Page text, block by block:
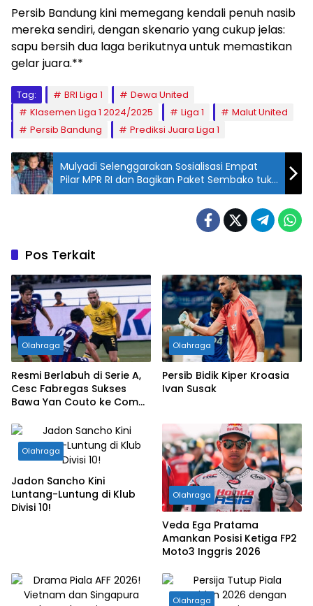
Persib Bandung kini memegang kendali penuh nasib
mereka sendiri, dengan skenario yang cukup jelas:
sapu bersih dua laga berikutnya untuk memastikan
gelar juara.**
Tag: BRI Liga 1
Dewa United
Klasemen Liga 1 2024/2025
Liga 1
Malut United
Persib Bandung
Prediksi Juara Liga 1
Mulyadi Selenggarakan Sosialisasi Empat
Pilar MPR RI dan Bagikan Paket Sembako tuk
Warga Bogor
Pos Terkait
Olahraga
Resmi Berlabuh di Serie A,
Cesc Fabregas Sukses
Bawa Yan Couto ke Como
Olahraga
Persib Bidik Kiper Kroasia
Ivan Susak
Olahraga
Jadon Sancho Kini
Luntang-Luntung di Klub
Divisi 10!
Olahraga
Veda Ega Pratama
Amankan Posisi Ketiga FP2
Moto3 Inggris 2026
Olahraga